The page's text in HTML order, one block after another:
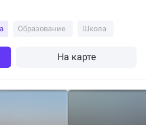
Образование Школа
На карте